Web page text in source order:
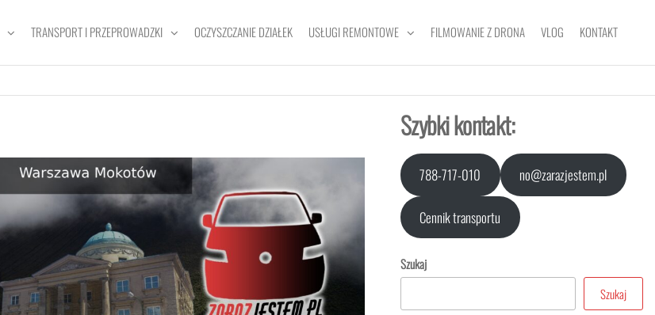
TRANSPORT I PRZEPROWADZKI OCZYSZCZANIE DZIAŁEK USŁUGI REMONTOWE FILMOWANIE Z DRONA VLOG KONTAKT
Szybki kontakt:
788-717-010 no@zarazjestem.pl
Cennik transportu
Szukaj
Szukaj